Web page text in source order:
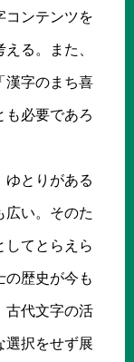
コンテンツを
る。また、
漢字のまち喜
も必要であろ
ゆとりがある
広い。そのた
してとらえら
の歴史が今も
古代文字の活
選択をせず展